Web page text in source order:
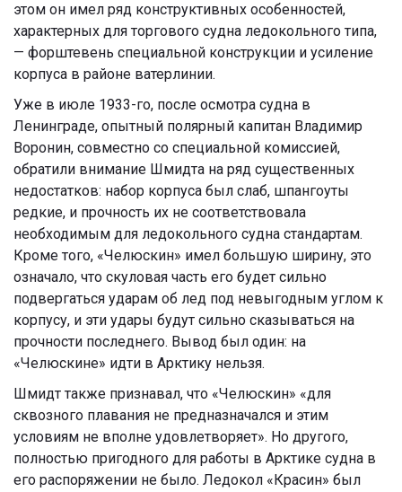
этом он имел ряд конструктивных особенностей,
характерных для торгового судна ледокольного типа,
— форштевень специальной конструкции и усиление
корпуса в районе ватерлинии.
Уже в июле 1933-го, после осмотра судна в
Ленинграде, опытный полярный капитан Владимир
Воронин, совместно со специальной комиссией,
обратили внимание Шмидта на ряд существенных
недостатков: набор корпуса был слаб, шпангоуты
редкие, и прочность их не соответствовала
необходимым для ледокольного судна стандартам.
Кроме того, «Челюскин» имел большую ширину, это
означало, что скуловая часть его будет сильно
подвергаться ударам об лед под невыгодным углом к
корпусу, и эти удары будут сильно сказываться на
прочности последнего. Вывод был один: на
«Челюскине» идти в Арктику нельзя.
Шмидт также признавал, что «Челюскин» «для
сквозного плавания не предназначался и этим
условиям не вполне удовлетворяет». Но другого,
полностью пригодного для работы в Арктике судна в
его распоряжении не было. Ледокол «Красин» был